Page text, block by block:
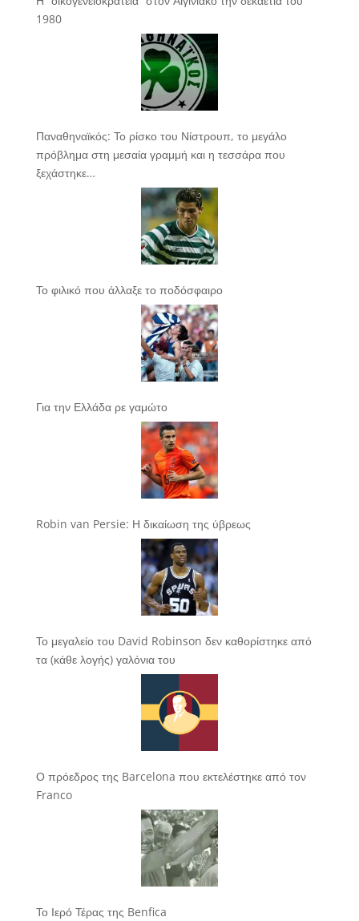
1980
Παναθηναϊκός: Το ρίσκο του Νίστρουπ, το μεγάλο
πρόβλημα στη μεσαία γραμμή και η τεσσάρα που
ξεχάστηκε…
Το φιλικό που άλλαξε το ποδόσφαιρο
Για την Ελλάδα ρε γαμώτο
Robin van Persie: Η δικαίωση της ύβρεως
Το μεγαλείο του David Robinson δεν καθορίστηκε από
τα (κάθε λογής) γαλόνια του
Ο πρόεδρος της Barcelona που εκτελέστηκε από τον
Franco
Το Ιερό Τέρας της Benfica